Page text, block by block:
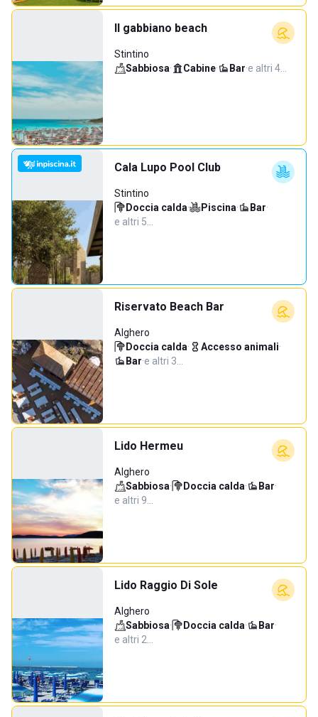
Il gabbiano beach
Stintino
Sabbiosa· Cabine· Bar·e altri 4…
Cala Lupo Pool Club
Stintino
Doccia calda· Piscina· Bar·
e altri 5…
Riservato Beach Bar
Alghero
Doccia calda· Accesso animali·
Bar·e altri 3…
Lido Hermeu
Alghero
Sabbiosa· Doccia calda· Bar·
e altri 9…
Lido Raggio Di Sole
Alghero
Sabbiosa· Doccia calda· Bar·
e altri 2…